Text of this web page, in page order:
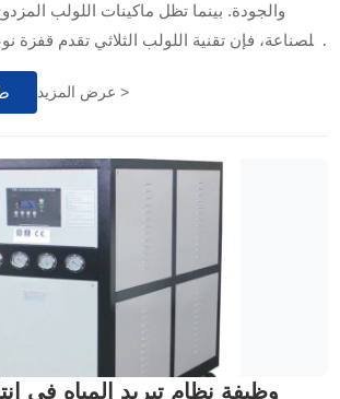
والجودة. بينما تظل ماكينات اللولب
للصناعة، فإن تقنية اللولب الثلاثي تقدم
عرض المزيد >
وظيفة نظام تبريد المياه في